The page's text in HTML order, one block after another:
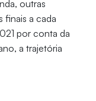
outras
finais a cada
por conta da
a trajetória